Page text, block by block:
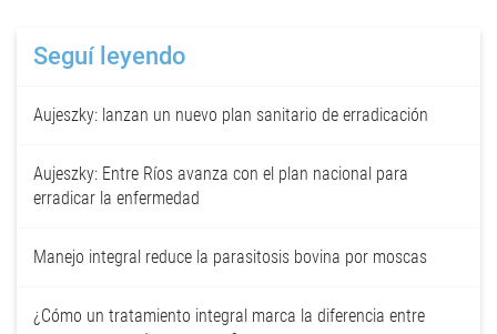
Seguí leyendo
Aujeszky: lanzan un nuevo plan sanitario de erradicación
Aujeszky: Entre Ríos avanza con el plan nacional para
erradicar la enfermedad
Manejo integral reduce la parasitosis bovina por moscas
¿Cómo un tratamiento integral marca la diferencia entre